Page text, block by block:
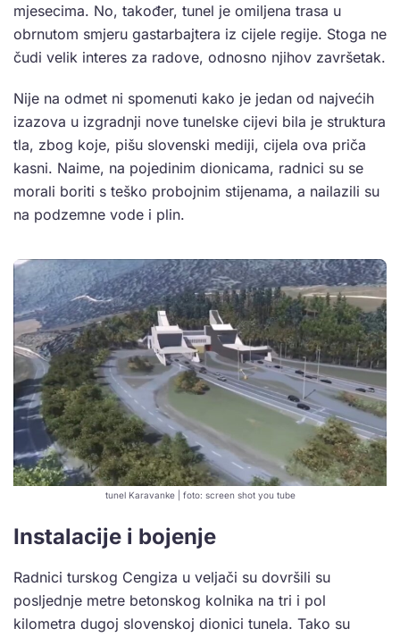
mjesecima. No, također, tunel je omiljena trasa u
obrnutom smjeru gastarbajtera iz cijele regije. Stoga ne
čudi velik interes za radove, odnosno njihov završetak.
Nije na odmet ni spomenuti kako je jedan od najvećih
izazova u izgradnji nove tunelske cijevi bila je struktura
tla, zbog koje, pišu slovenski mediji, cijela ova priča
kasni. Naime, na pojedinim dionicama, radnici su se
morali boriti s teško probojnim stijenama, a nailazili su
na podzemne vode i plin.
tunel Karavanke | foto: screen shot you tube
Instalacije i bojenje
Radnici turskog Cengiza u veljači su dovršili su
posljednje metre betonskog kolnika na tri i pol
kilometra dugoj slovenskoj dionici tunela. Tako su